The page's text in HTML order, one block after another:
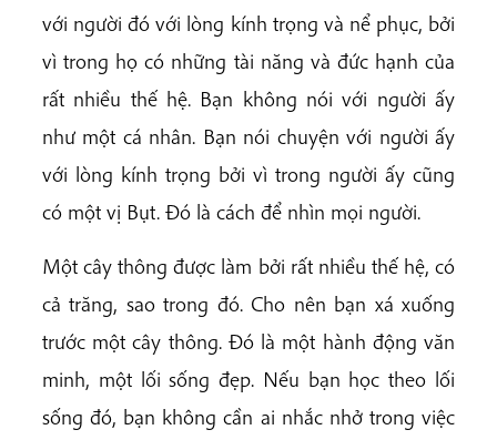
với người đó với lòng kính trọng và nể phục, bởi
vì trong họ có những tài năng và đức hạnh của
rất nhiều thế hệ. Bạn không nói với người ấy
như một cá nhân. Bạn nói chuyện với người ấy
với lòng kính trọng bởi vì trong người ấy cũng
có một vị Bụt. Đó là cách để nhìn mọi người.
Một cây thông được làm bởi rất nhiều thế hệ, có
cả trăng, sao trong đó. Cho nên bạn xá xuống
trước một cây thông. Đó là một hành động văn
minh, một lối sống đẹp. Nếu bạn học theo lối
sống đó, bạn không cần ai nhắc nhở trong việc